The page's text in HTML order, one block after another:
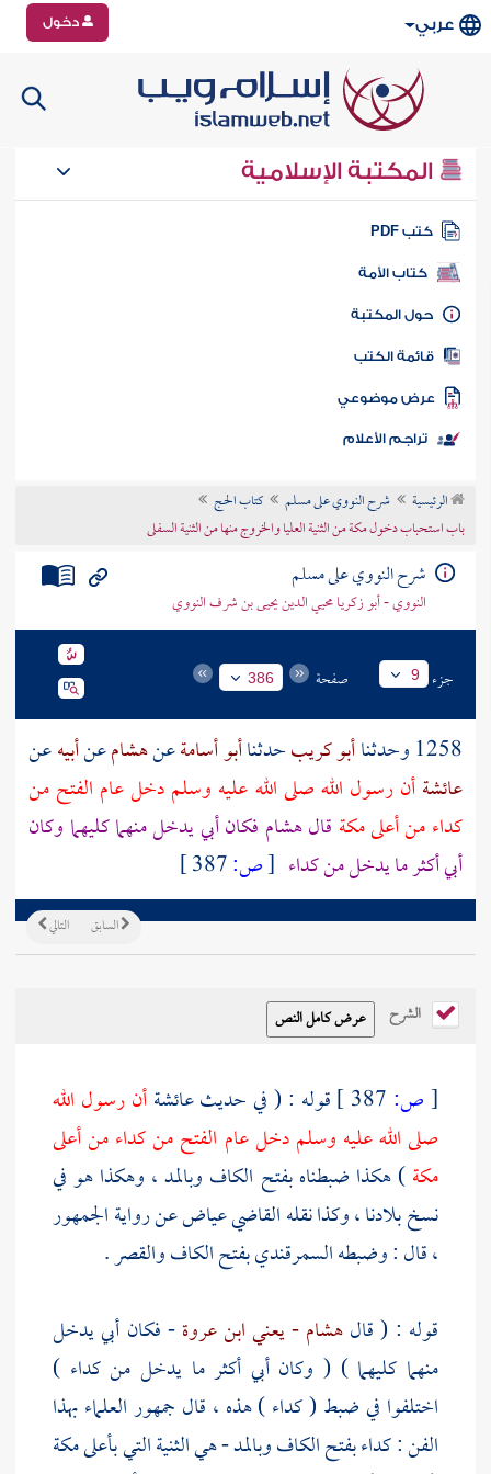
عربي دخول
المكتبة الإسلامية
كتب PDF
كتاب الأمة
المكتبة
الكتب
موضوعي
تراجم الأعلام
الرئيسية شرح النووي على مسلم
كتاب الحج
باب استحباب دخول مكة من الثنية العليا والخروج منها من الثنية السفلى
شرح النووي على مسلم
النووي - أبو زكريا محيي الدين يحيى بن شرف النووي
جزء 9 صفحة 386
1258 وحدثنا أبو كريبحدثناأبو أسامةعنهشامعنأبيهعن
عائشةأن رسول الله صلى الله عليه وسلم دخل عام الفتح من
كداءمن أعلىمكة قالهشام فكان أبي يدخل منهما كليهما وكان
أبي أكثر ما يدخل منكداء [ص:
التالي السابق
الشرح
[ص: قوله : ( في حديثعائشةأن رسول الله
صلى الله عليه وسلم دخل عام الفتح منكداءمن أعلى
مكة) هكذا ضبطناه بفتح الكاف وبالمد ، وهكذا هو في
نسخ بلادنا ، وكذا نقله القاضيعياضعن رواية الجمهور
، قال : وضبطهالسمرقنديبفتح الكاف والقصر .
قوله : ( قالهشام - يعني ابن عروة- فكان أبي يدخل
منهما كليهما ) ( وكان أبي أكثر ما يدخل منكداء )
اختلفوا في ضبط (كداء) هذه ، قال جمهور العلماء بهذا
الفن : كداء بفتح الكاف وبالمد - هي الثنية التي بأعلىمكة